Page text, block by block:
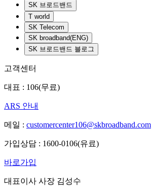
SK 브로드밴드
T world
SK Telecom
SK broadband(ENG)
SK 브로드밴드 블로그
고객센터
대표 : 106(무료)
ARS 안내
메일 : customercenter106@skbroadband.com
가입상담 : 1600-0106(유료)
바로가입
대표이사 사장 김성수